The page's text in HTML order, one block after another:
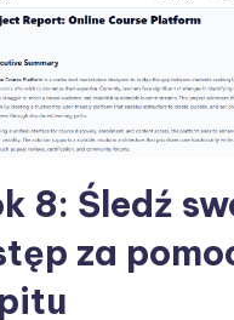
8: Śledź
za